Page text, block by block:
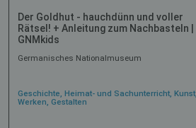
Der Goldhut - hauchdünn und voller
Rätsel! + Anleitung zum Nachbasteln |
GNMkids
Germanisches Nationalmuseum
Geschichte, Heimat- und Sachunterricht, Kunst,
Werken, Gestalten